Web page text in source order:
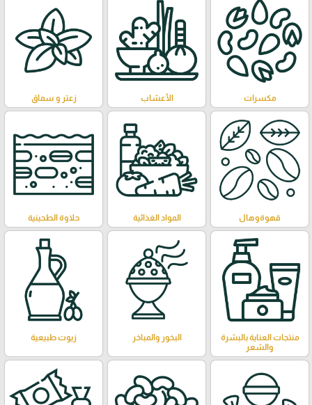
مكسرات الأعشاب زعتر و سماق
قهوةوهال المواد الغذائية حلاوة الطحينية
منتجات العناية بالبشرة
والشعر
البخور والمباخر زيوت طبيعية